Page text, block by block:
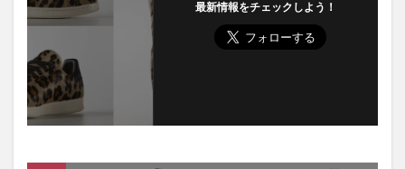
最新情報をチェックしよう！